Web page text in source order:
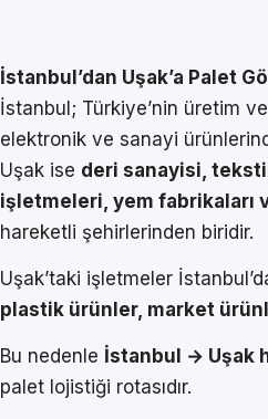
İstanbul’dan Uşak’a Palet
İstanbul; Türkiye’nin üretim
elektronik ve sanayi
Uşak ise deri sanayisi,
işletmeleri, yem fabrikaları
hareketli şehirlerinden biridir.
Uşak’taki işletmeler
plastik ürünler, market
Bu nedenle İstanbul → Uşak
palet lojistiği rotasıdır.